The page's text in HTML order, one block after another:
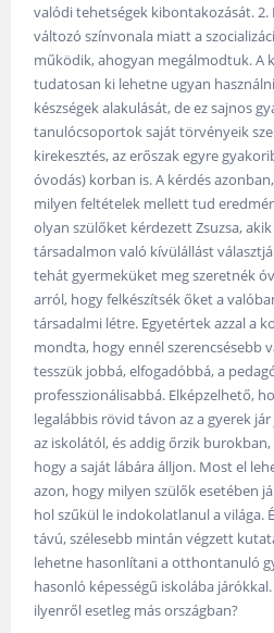
valódi tehetségek kibontakozását. 2.
változó színvonala miatt a
működik, ahogyan megálmodtuk. A
tudatosan ki lehetne ugyan
készségek alakulását, de ez sajnos
tanulócsoportok saját törvényeik
kirekesztés, az erőszak egyre
óvodás) korban is. A kérdés
milyen feltételek mellett tud
olyan szülőket kérdezett Zsuzsa,
társadalmon való kívülállást
tehát gyermeküket meg szeretnék
arról, hogy felkészítsék őket a
társadalmi létre. Egyetértek azzal a
mondta, hogy ennél szerencsésebb
tesszük jobbá, elfogadóbbá, a
professzionálisabbá. Elképzelhető,
legalábbis rövid távon az a gyerek
az iskolától, és addig őrzik
hogy a saját lábára álljon. Most el
azon, hogy milyen szülők esetében
hol szűkül le indokolatlanul a világa.
távú, szélesebb mintán végzett
lehetne hasonlítani a otthontanuló
hasonló képességű iskolába
ilyenről esetleg más országban?